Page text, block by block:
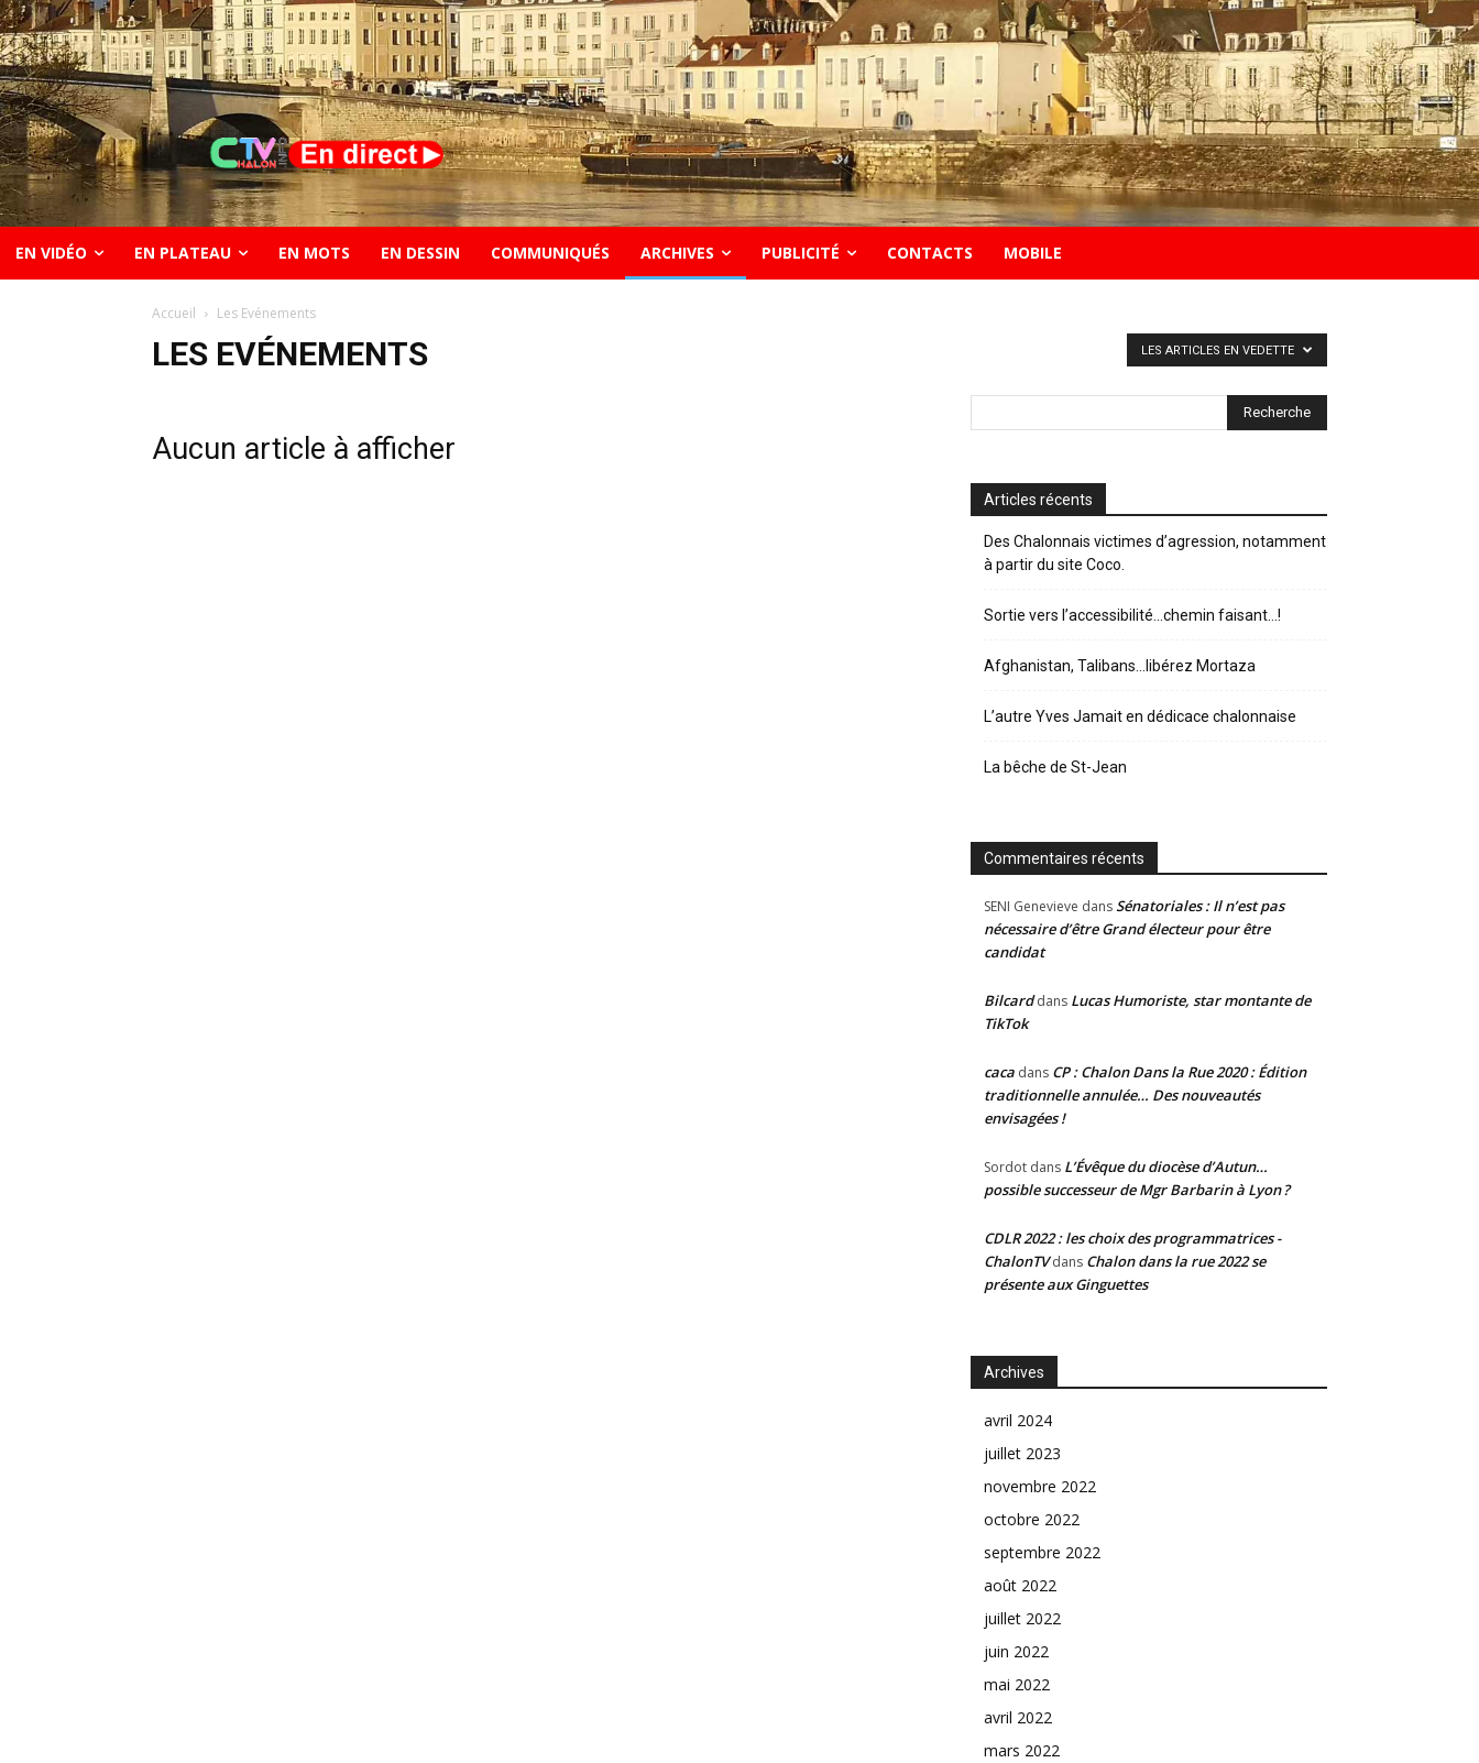
EN VIDÉO EN PLATEAU EN MOTS EN DESSIN COMMUNIQUÉS ARCHIVES PUBLICITÉ CONTACTS MOBILE
Accueil Les Evénements
LES EVÉNEMENTS LES ARTICLES EN VEDETTE
Aucun article à afficher
Articles récents
Des Chalonnais victimes d’agression, notamment
à partir du site Coco.
Sortie vers l’accessibilité…chemin faisant…!
Afghanistan, Talibans…libérez Mortaza
L’autre Yves Jamait en dédicace chalonnaise
La bêche de St-Jean
Commentaires récents
SENI Genevieve dansSénatoriales : Il n’est pas
nécessaire d’être Grand électeur pour être
candidat
Bilcarddans Lucas Humoriste, star montante de
TikTok
caca dans CP : Chalon Dans la Rue 2020 : Édition
traditionnelle annulée… Des nouveautés
envisagées !
Sordot dans L’Évêque du diocèse d’Autun…
possible successeur de Mgr Barbarin à Lyon ?
CDLR 2022 : les choix des programmatrices -
ChalonTVdans Chalon dans la rue 2022 se
présente aux Ginguettes
Archives
avril 2024
juillet 2023
novembre 2022
octobre 2022
septembre 2022
août 2022
juillet 2022
juin 2022
mai 2022
avril 2022
mars 2022